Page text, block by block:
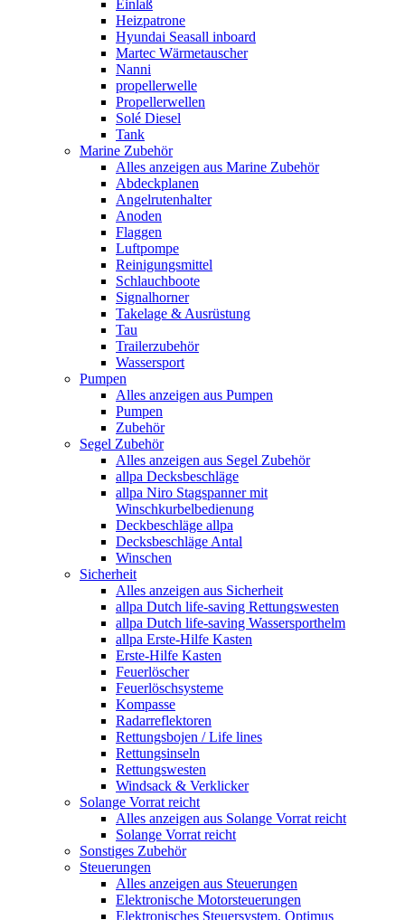
Einlaß
Heizpatrone
Hyundai Seasall inboard
Martec Wärmetauscher
Nanni
propellerwelle
Propellerwellen
Solé Diesel
Tank
Marine Zubehör
Alles anzeigen aus Marine Zubehör
Abdeckplanen
Angelrutenhalter
Anoden
Flaggen
Luftpompe
Reinigungsmittel
Schlauchboote
Signalhorner
Takelage & Ausrüstung
Tau
Trailerzubehör
Wassersport
Pumpen
Alles anzeigen aus Pumpen
Pumpen
Zubehör
Segel Zubehör
Alles anzeigen aus Segel Zubehör
allpa Decksbeschläge
allpa Niro Stagspanner mit
Winschkurbelbedienung
Deckbeschläge allpa
Decksbeschläge Antal
Winschen
Sicherheit
Alles anzeigen aus Sicherheit
allpa Dutch life-saving Rettungswesten
allpa Dutch life-saving Wassersporthelm
allpa Erste-Hilfe Kasten
Erste-Hilfe Kasten
Feuerlöscher
Feuerlöschsysteme
Kompasse
Radarreflektoren
Rettungsbojen / Life lines
Rettungsinseln
Rettungswesten
Windsack & Verklicker
Solange Vorrat reicht
Alles anzeigen aus Solange Vorrat reicht
Solange Vorrat reicht
Sonstiges Zubehör
Steuerungen
Alles anzeigen aus Steuerungen
Elektronische Motorsteuerungen
Elektronisches Steuersystem, Optimus